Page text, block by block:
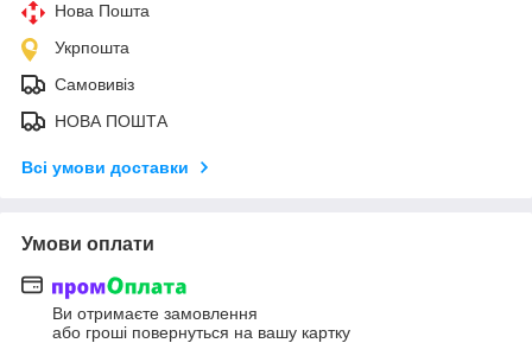
Нова Пошта
Укрпошта
Самовивіз
НОВА ПОШТА
Всі умови доставки
Умови оплати
Ви отримаєте замовлення
або гроші повернуться на вашу картку